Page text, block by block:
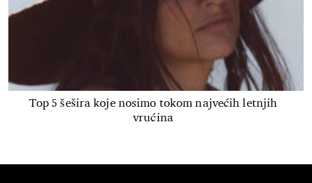
Top 5 šešira koje nosimo tokom najvećih letnjih
vrućina